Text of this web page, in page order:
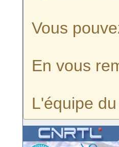
Vous
En vous
L'équipe